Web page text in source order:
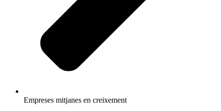
Empreses mitjanes en creixement